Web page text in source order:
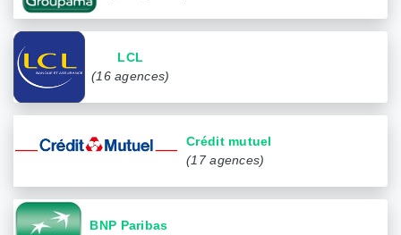
LCL
(16 agences)
Crédit mutuel
(17 agences)
BNP Paribas